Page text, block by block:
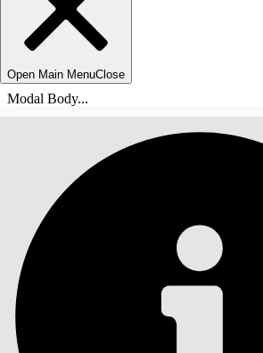
Open Main MenuClose
Modal Body...
ÍNDICE DE MATERIAS